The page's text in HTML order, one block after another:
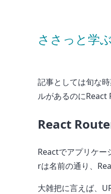
ささっと学
記事としては旬な
ルがあるのにReact
React
Reactでアプリケー
rは名前の通り、
大雑把に言えば、